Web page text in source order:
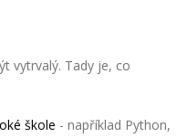
vytrvalý. Tady je, co
škole - například Python,